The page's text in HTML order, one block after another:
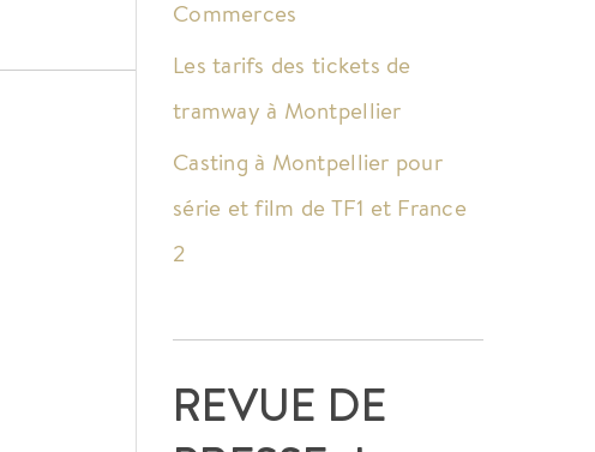
Commerces
Les tarifs des tickets de
tramway à Montpellier
Casting à Montpellier pour
série et film de TF1 et France
2
REVUE DE